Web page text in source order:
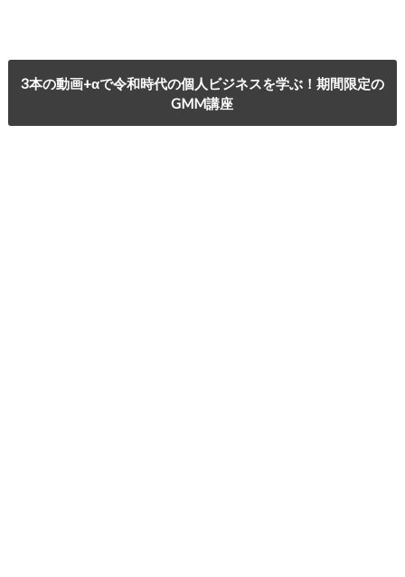
3本の動画+αで令和時代の個人ビジネスを学ぶ！期間限定の
GMM講座